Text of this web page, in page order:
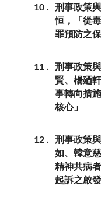
10
刑事政策
恒，「從
罪預防之
11
刑事政策
賢、楊廼
事轉向措
核心」
12
刑事政策
如、韓意
精神共病
起訴之啟發